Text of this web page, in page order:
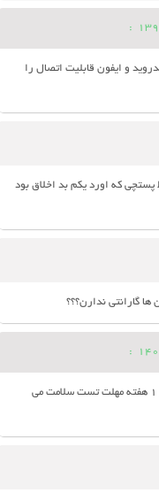
:
و ایفون قابلیت اتصال را
که اورد یکم بد اخلاق بود
گارانتی ندارن؟؟؟
:
با سلام. تمامی کالاهای سایت دارای 1 هفته مهلت تست سلامت می